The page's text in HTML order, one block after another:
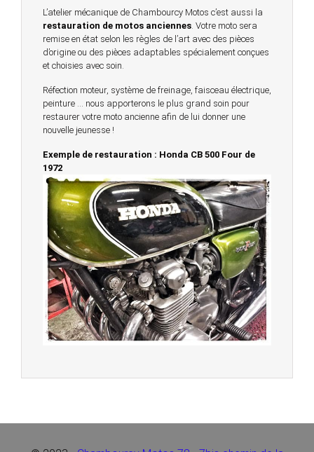
L’atelier mécanique de Chambourcy Motos c’est aussi la
restauration de motos anciennes . Votre moto sera
remise en état selon les règles de l’art avec des pièces
d’origine ou des pièces adaptables spécialement conçues
et choisies avec soin.
Réfection moteur, système de freinage, faisceau électrique,
peinture … nous apporterons le plus grand soin pour
restaurer votre moto ancienne afin de lui donner une
nouvelle jeunesse !
Exemple de restauration : Honda CB 500 Four de
1972